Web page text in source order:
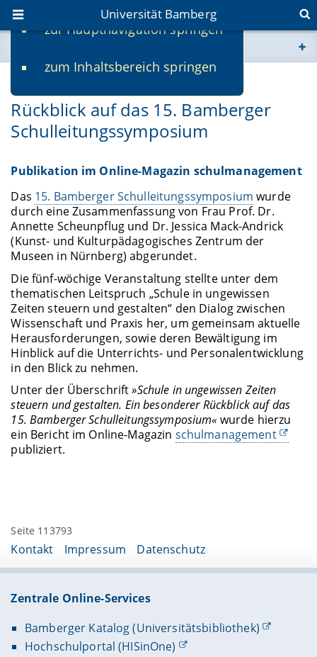
zur Hauptnavigation springen
zum Inhaltsbereich springen
Universität Bamberg
www.uni-bamberg.de
univis.uni-bamberg.de
Rückblick auf das 15. Bamberger
Schulleitungssymposium
Publikation im Online-Magazin schulmanagement
Das 15. Bamberger Schulleitungssymposium wurde
durch eine Zusammenfassung von Frau Prof. Dr.
Annette Scheunpflug und Dr. Jessica Mack-Andrick
(Kunst- und Kulturpädagogisches Zentrum der
Museen in Nürnberg) abgerundet.
Die fünf-wöchige Veranstaltung stellte unter dem
thematischen Leitspruch „Schule in ungewissen
Zeiten steuern und gestalten“ den Dialog zwischen
Wissenschaft und Praxis her, um gemeinsam aktuelle
Herausforderungen, sowie deren Bewältigung im
Hinblick auf die Unterrichts- und Personalentwicklung
in den Blick zu nehmen.
Unter der Überschrift»Schule in ungewissen Zeiten
steuern und gestalten. Ein besonderer Rückblick auf das
15. Bamberger Schulleitungssymposium« wurde hierzu
ein Bericht im Online-Magazin schulmanagement
publiziert.
Seite 113793
Kontakt Impressum Datenschutz
Zentrale Online-Services
Bamberger Katalog (Universitätsbibliothek)
Hochschulportal (HISinOne)